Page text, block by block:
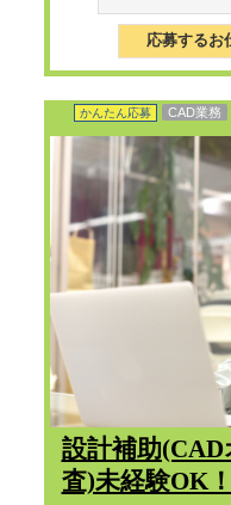
応募するお
かんたん応募 CAD業務
設計補助
査)未経験OK